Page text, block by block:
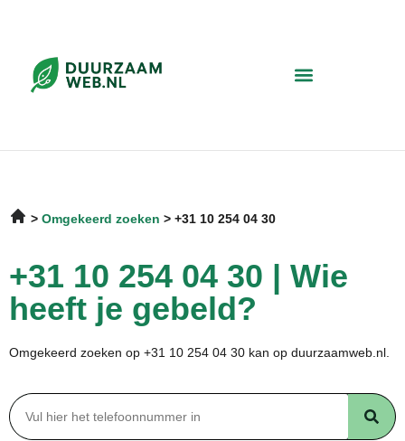
Omgekeerd zoeken +31 10 254 04 30
+31 10 254 04 30 | Wie
heeft je gebeld?
Omgekeerd zoeken op +31 10 254 04 30 kan op duurzaamweb.nl.